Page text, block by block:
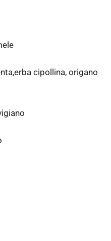
cipollina, origano